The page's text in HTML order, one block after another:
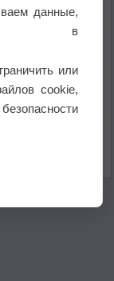
течение месяца
своё тепло!
данные,
в
или
cookie,